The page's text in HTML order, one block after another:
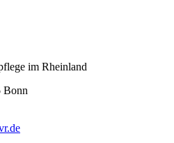
im Rheinland
Bonn